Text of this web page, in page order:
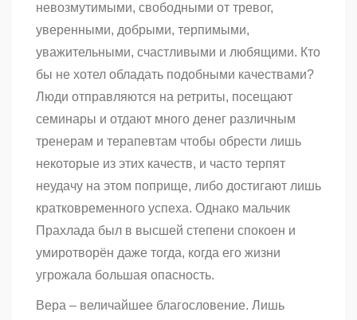
невозмутимыми, свободными от тревог,
уверенными, добрыми, терпимыми,
уважительными, счастливыми и любящими. Кто
бы не хотел обладать подобными качествами?
Люди отправляются на ретриты, посещают
семинары и отдают много денег различным
тренерам и терапевтам чтобы обрести лишь
некоторые из этих качеств, и часто терпят
неудачу на этом поприще, либо достигают лишь
кратковременного успеха. Однако мальчик
Прахладa был в высшей степени спокоен и
умиротворён даже тогда, когда его жизни
угрожала большая опасность.
Вера – величайшее благословение. Лишь